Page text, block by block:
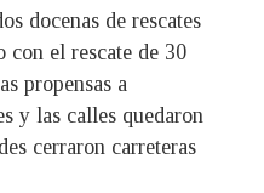
docenas de rescates
con el rescate de 30
propensas a
y las calles quedaron
cerraron carreteras